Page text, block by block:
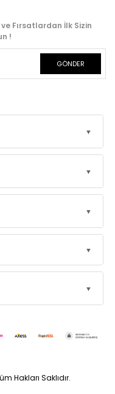
Fırsatlardan İlk Sizin
!
GÖNDER
Hakları Saklıdır.